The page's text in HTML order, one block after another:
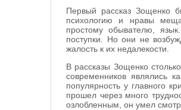
Первый рассказ Зощенко
психологию и нравы
простому обывателю,
поступки. Но они не
жалость к их недалекости.
В рассказы Зощенко
современников являлись
популярность у главного
прошел через много
озлобленным, он умел